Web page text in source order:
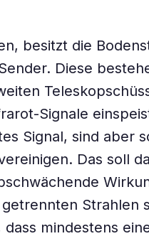
besitzt die
Diese
Signale
Signal, sind aber
Das soll
getrennten Strahlen
dass mindestens